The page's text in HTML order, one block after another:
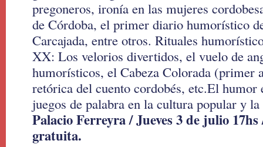
pregoneros, ironía en las mujeres
de Córdoba, el primer diario humorístico
Carcajada, entre otros. Rituales
XX: Los velorios divertidos, el vuelo de
humorísticos, el Cabeza Colorada (primer
retórica del cuento cordobés, etc.El
juegos de palabra en la cultura popular y
Palacio Ferreyra / Jueves 3 de julio
gratuita.